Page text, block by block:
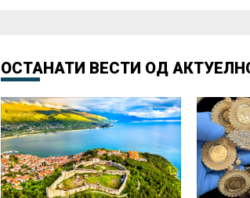
ОСТАНАТИ ВЕСТИ ОД